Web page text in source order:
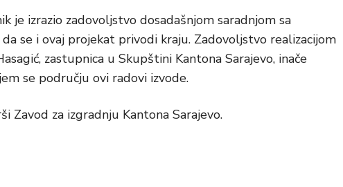
je izrazio zadovoljstvo dosadašnjom saradnjom sa
se i ovaj projekat privodi kraju. Zadovoljstvo realizacijom
zastupnica u Skupštini Kantona Sarajevo, inače
se području ovi radovi izvode.
Zavod za izgradnju Kantona Sarajevo.